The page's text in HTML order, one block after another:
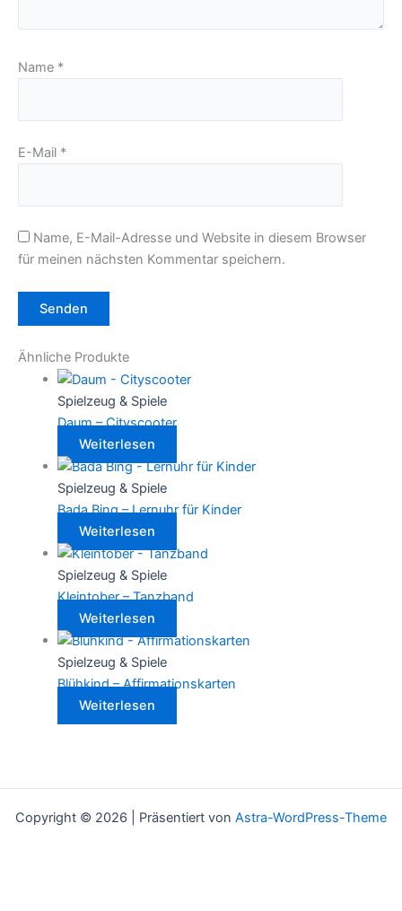
Name *
E-Mail *
Name, E-Mail-Adresse und Website in diesem Browser
für meinen nächsten Kommentar speichern.
Ähnliche Produkte
Spielzeug & Spiele
Daum – Cityscooter
Weiterlesen
Spielzeug & Spiele
Bada Bing – Lernuhr für Kinder
Weiterlesen
Spielzeug & Spiele
Kleintober – Tanzband
Weiterlesen
Spielzeug & Spiele
Blühkind – Affirmationskarten
Weiterlesen
Copyright © 2026 | Präsentiert von Astra-WordPress-Theme